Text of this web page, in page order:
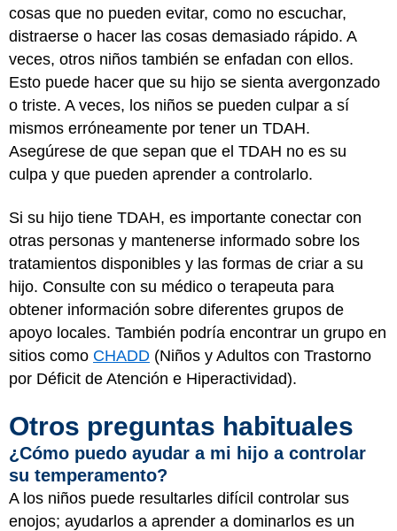
cosas que no pueden evitar, como no escuchar,
distraerse o hacer las cosas demasiado rápido. A
veces, otros niños también se enfadan con ellos.
Esto puede hacer que su hijo se sienta avergonzado
o triste. A veces, los niños se pueden culpar a sí
mismos erróneamente por tener un TDAH.
Asegúrese de que sepan que el TDAH no es su
culpa y que pueden aprender a controlarlo.
Si su hijo tiene TDAH, es importante conectar con
otras personas y mantenerse informado sobre los
tratamientos disponibles y las formas de criar a su
hijo. Consulte con su médico o terapeuta para
obtener información sobre diferentes grupos de
apoyo locales. También podría encontrar un grupo en
sitios como CHADD (Niños y Adultos con Trastorno
por Déficit de Atención e Hiperactividad).
Otros preguntas habituales
¿Cómo puedo ayudar a mi hijo a controlar
su temperamento?
A los niños puede resultarles difícil controlar sus
enojos; ayudarlos a aprender a dominarlos es un